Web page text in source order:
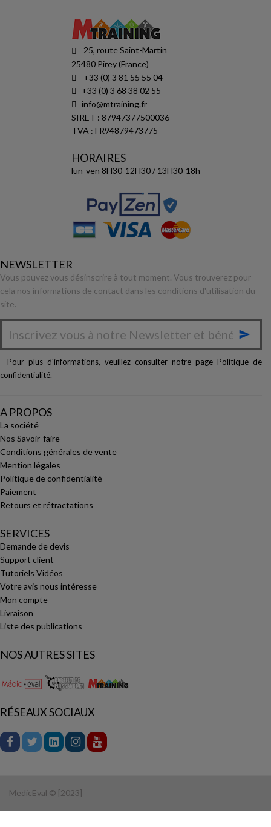
25, route Saint-Martin
25480 Pirey (France)
+33 (0) 3 81 55 55 04
+33 (0) 3 68 38 02 55
info@mtraining.fr
SIRET : 87947377500036
TVA : FR94879473775
HORAIRES
lun-ven 8H30-12H30 / 13H30-18h
NEWSLETTER
Vous pouvez vous désinscrire à tout moment. Vous trouverez pour
cela nos informations de contact dans les conditions d'utilisation du
site.

- Pour plus d'informations, veuillez consulter notre page Politique de
confidentialité.
A PROPOS
La société
Nos Savoir-faire
Conditions générales de vente
Mention légales
Politique de confidentialité
Paiement
Retours et rétractations
SERVICES
Demande de devis
Support client
Tutoriels Vidéos
Votre avis nous intéresse
Mon compte
Livraison
Liste des publications
NOS AUTRES SITES
RÉSEAUX SOCIAUX
MedicEval © [2023]